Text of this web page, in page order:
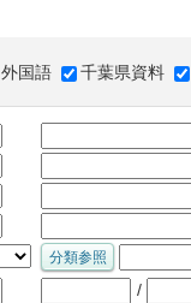
外国語 千葉県資料
/